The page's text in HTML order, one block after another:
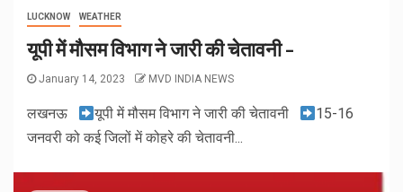
LUCKNOW WEATHER
यूपी में मौसम विभाग ने जारी की चेतावनी –
January 14, 2023 MVD INDIA NEWS
लखनऊ यूपी में मौसम विभाग ने जारी की चेतावनी
15-16
जनवरी को कई जिलों में कोहरे की चेतावनी...